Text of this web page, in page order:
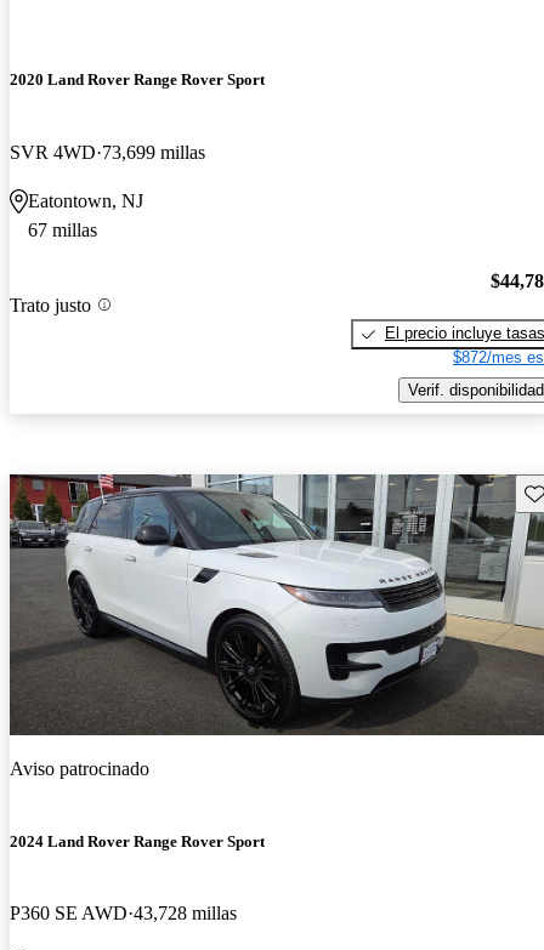
2020 Land Rover Range Rover Sport
SVR 4WD 73,699 millas
Eatontown, NJ
67 millas
Trato justo
El precio incluye tasas
$872/mes
Verif. disponibilidad
Aviso patrocinado
2024 Land Rover Range Rover Sport
P360 SE AWD 43,728 millas